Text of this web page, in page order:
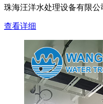
珠海汪洋水处理设备有限
查看详细